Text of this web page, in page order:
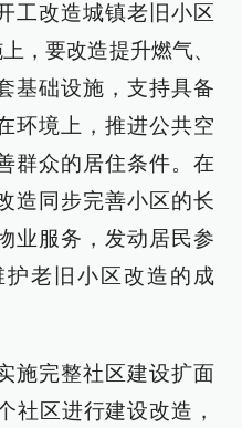
工改造城镇老旧小区
，要改造提升燃气、
基础设施，支持具备
环境上，推进公共空
群众的居住条件。在
造同步完善小区的长
业服务，发动居民参
老旧小区改造的成
施完整社区建设扩面
社区进行建设改造，